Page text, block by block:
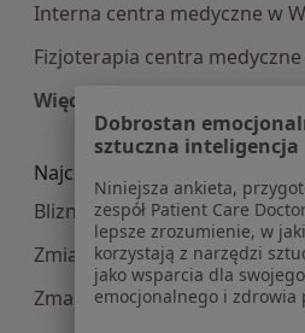
Interna centra medyczne w
Fizjoterapia centra medyczne
Więcej (14)
Więcej w kategorii:
Najczęście leczone choroby
Blizny w Wrocławiu
Zmiany skórne w Wrocławiu
Zmarszczki w Wrocławiu
Dobrostan
sztuczna inteligencja
Niniejsza ankieta,
zespół Patient Care
lepsze zrozumienie, w
korzystają z narzędzi
jako wsparcia dla
emocjonalnego i zdrowia